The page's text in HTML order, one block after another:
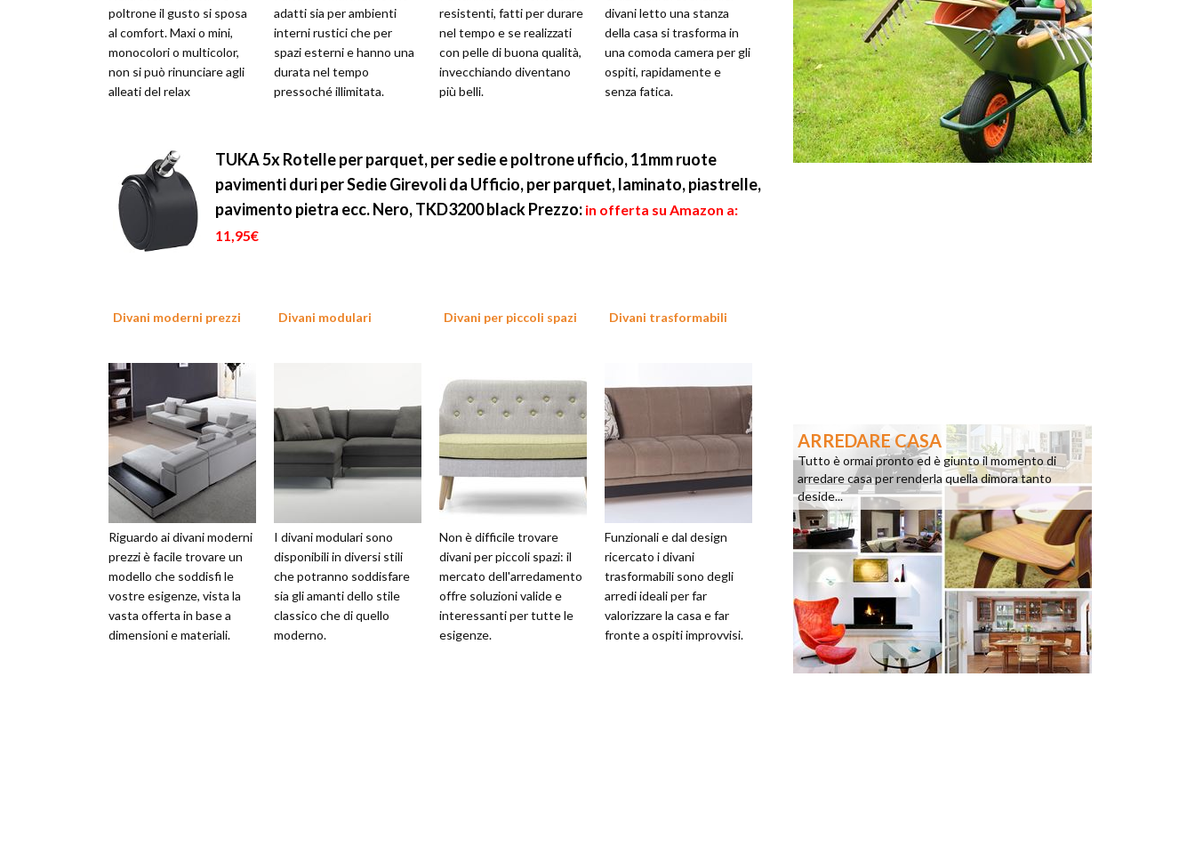
poltrone il gusto si sposa
al comfort. Maxi o mini,
monocolori o multicolor,
non si può rinunciare agli
alleati del relax
adatti sia per ambienti
interni rustici che per
spazi esterni e hanno una
durata nel tempo
pressoché illimitata.
resistenti, fatti per durare
nel tempo e se realizzati
con pelle di buona qualità,
invecchiando diventano
più belli.
divani letto una stanza
della casa si trasforma in
una comoda camera per gli
ospiti, rapidamente e
senza fatica.
TUKA 5x Rotelle per parquet, per sedie e poltrone ufficio, 11mm ruote
pavimenti duri per Sedie Girevoli da Ufficio, per parquet, laminato, piastrelle,
pavimento pietra ecc. Nero, TKD3200 blackPrezzo: in offerta su Amazon a:
11,95€
Divani moderni prezzi
Riguardo ai divani moderni
prezzi è facile trovare un
modello che soddisfi le
vostre esigenze, vista la
vasta offerta in base a
dimensioni e materiali.
Divani modulari
I divani modulari sono
disponibili in diversi stili
che potranno soddisfare
sia gli amanti dello stile
classico che di quello
moderno.
Divani per piccoli spazi
Non è difficile trovare
divani per piccoli spazi: il
mercato dell'arredamento
offre soluzioni valide e
interessanti per tutte le
esigenze.
Divani trasformabili
Funzionali e dal design
ricercato i divani
trasformabili sono degli
arredi ideali per far
valorizzare la casa e far
fronte a ospiti improvvisi.
ARREDARE CASA
Tutto è ormai pronto ed è giunto il momento di
arredare casa per renderla quella dimora tanto
deside...